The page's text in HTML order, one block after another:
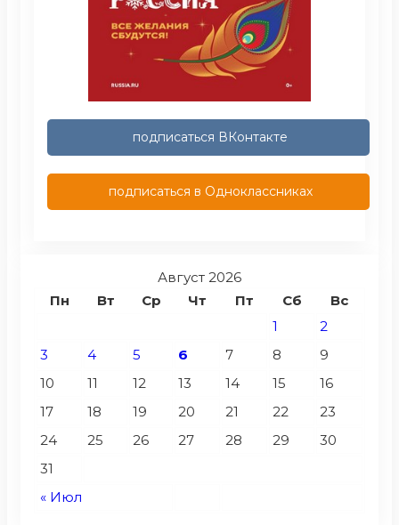
подписаться ВКонтакте
подписаться в Одноклассниках
Август 2026
Пн
Вт Ср Чт Пт Сб Вс
« Июл
1
2
3
4 5 6 7 8
9
10
11 12 13 14 15
16
17
18 19 20 21 22
23
24
25 26 27 28 29
30
31